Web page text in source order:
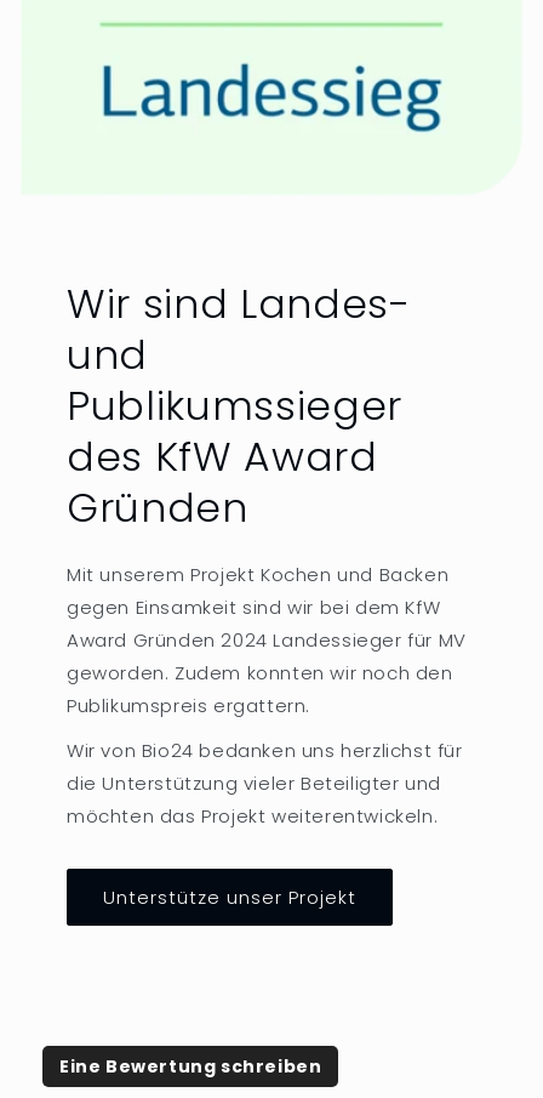
Wir sind Landes-
und
Publikumssieger
des KfW Award
Gründen
Mit unserem Projekt Kochen und Backen
gegen Einsamkeit sind wir bei dem KfW
Award Gründen 2024 Landessieger für MV
geworden. Zudem konnten wir noch den
Publikumspreis ergattern.
Wir von Bio24 bedanken uns herzlichst für
die Unterstützung vieler Beteiligter und
möchten das Projekt weiterentwickeln.
Unterstütze unser Projekt
Eine Bewertung schreiben